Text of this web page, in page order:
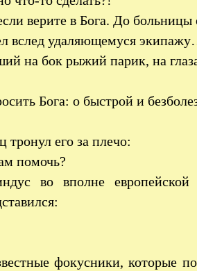
верите в Бога. До больницы
вслед удаляющемуся
на бок рыжий парик, на
Бога: о быстрой и
тронул его за плечо:
помочь?
во вполне европейской
фокусники, которые